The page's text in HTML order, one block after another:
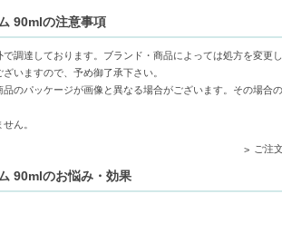
オイ、汚れ、かゆみ、フケといった頭皮悩みにア
かける。（1プッシュ：0.3mL）
90mlの注意事項
調達しております。ブランド・商品によっては処方を変更
いますので、予め御了承下さい。
のパッケージが画像と異なる場合がございます。その場合
ん。
ご注
90mlのお悩み・効果